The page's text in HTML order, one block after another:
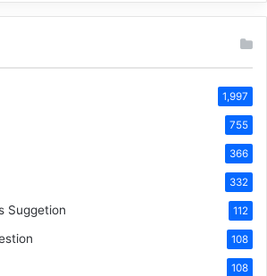
1,997
755
366
332
Suggetion 112
108
108